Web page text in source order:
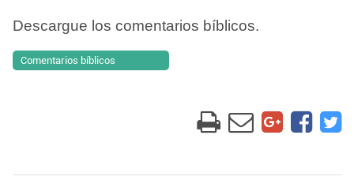
Descargue los comentarios bíblicos.
Comentarios bíblicos